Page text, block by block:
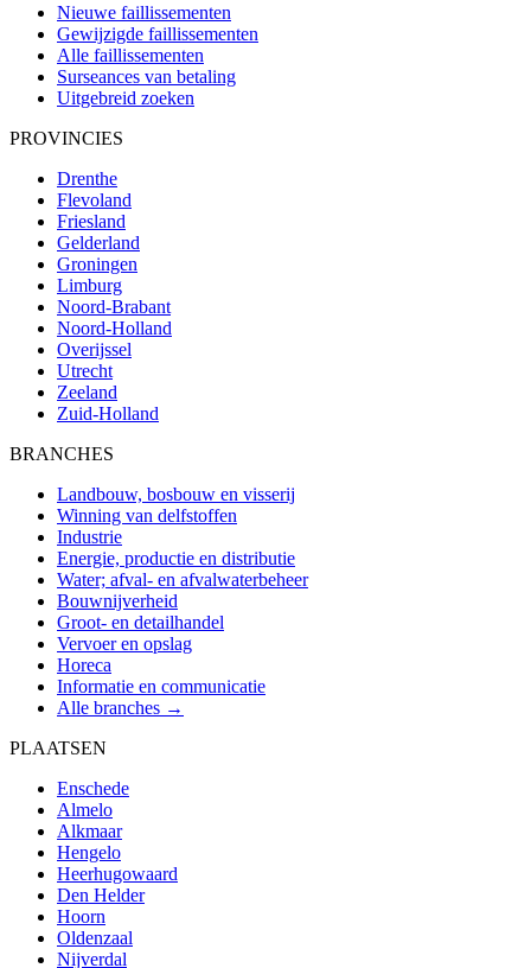
Nieuwe faillissementen
Gewijzigde faillissementen
Alle faillissementen
Surseances van betaling
Uitgebreid zoeken
PROVINCIES
Drenthe
Flevoland
Friesland
Gelderland
Groningen
Limburg
Noord-Brabant
Noord-Holland
Overijssel
Utrecht
Zeeland
Zuid-Holland
BRANCHES
Landbouw, bosbouw en visserij
Winning van delfstoffen
Industrie
Energie, productie en distributie
Water; afval- en afvalwaterbeheer
Bouwnijverheid
Groot- en detailhandel
Vervoer en opslag
Horeca
Informatie en communicatie
Alle branches →
PLAATSEN
Enschede
Almelo
Alkmaar
Hengelo
Heerhugowaard
Den Helder
Hoorn
Oldenzaal
Nijverdal